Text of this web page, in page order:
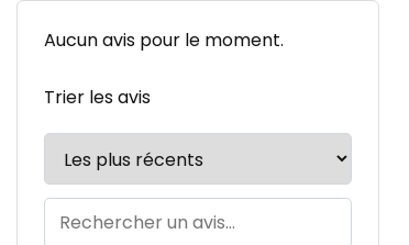
Aucun avis pour le moment.
Trier les avis